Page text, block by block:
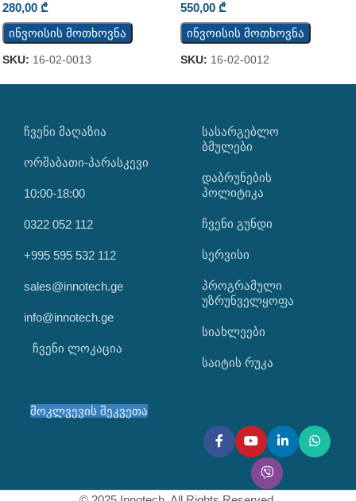
280,00 ₾
ინვოისის მოთხოვნა
SKU: 16-02-0013
550,00 ₾
ინვოისის მოთხოვნა
SKU: 16-02-0012
ᲩᲕᲔᲜᲘ ᲛᲐᲦᲐᲖᲘᲐ
ორშაბათი-პარასკევი
10:00-18:00
0322 052 112
+995 595 532 112
sales@innotech.ge
info@innotech.ge
ჩვენი ლოკაცია
ᲡᲐᲡᲐᲠᲒᲔᲑᲚᲝ
ᲑᲛᲣᲚᲔᲑᲘ
დაბრუნების
პოლიტიკა
ჩვენი გუნდი
სერვისი
პროგრამული
უზრუნველყოფა
სიახლეები
საიტის რუკა
მოკლვევის შეკვეთა